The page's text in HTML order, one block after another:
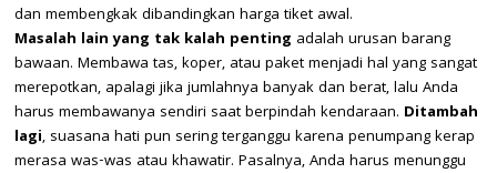
dan membengkak dibandingkan harga tiket awal.
Masalah lain yang tak kalah penting adalah urusan barang
bawaan. Membawa tas, koper, atau paket menjadi hal yang sangat
merepotkan, apalagi jika jumlahnya banyak dan berat, lalu Anda
harus membawanya sendiri saat berpindah kendaraan. Ditambah
lagi, suasana hati pun sering terganggu karena penumpang kerap
merasa was-was atau khawatir. Pasalnya, Anda harus menunggu